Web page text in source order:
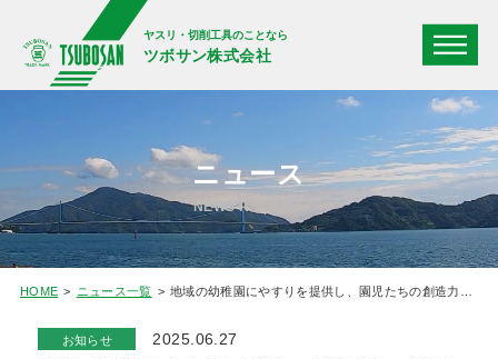
ヤスリ・切削工具のことなら
ツボサン株式会社
ニュース
NEWS RELEASE
HOME ニュース一覧 地域の幼稚園にやすりを提供し、園児たちの創造力を育む
お知らせ 2025.06.27